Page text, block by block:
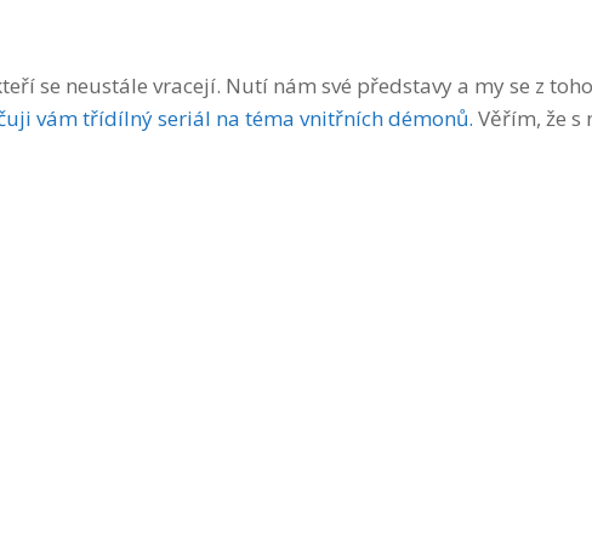
se neustále vracejí. Nutí nám své představy a my se z toho
vám třídílný seriál na téma vnitřních démonů. Věřím, že s